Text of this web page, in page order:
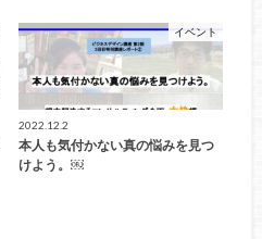
イベント
2022.12.2
本人も気付かない真の悩みを見つ
けよう。￼